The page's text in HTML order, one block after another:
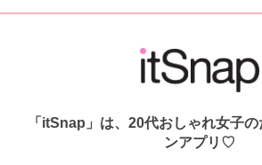
「itSnap」は、20代おしゃれ女子
ンアプリ♡